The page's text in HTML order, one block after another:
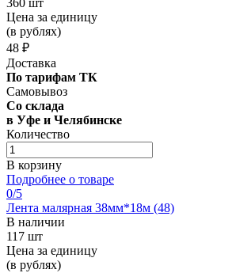
Цена за единицу
(в рублях)
48 ₽
Доставка
По тарифам ТК
Самовывоз
Со склада
в Уфе и Челябинске
Количество
В корзину
Подробнее о товаре
0/5
Лента малярная 38мм*18м (48)
В наличии
117 шт
Цена за единицу
(в рублях)